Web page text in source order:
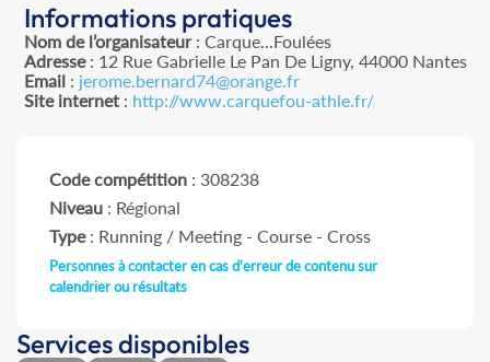
Informations pratiques
Nom de l’organisateur: Carque...Foulées
Adresse: 12 Rue Gabrielle Le Pan De Ligny, 44000 Nantes
Email: jerome.bernard74@orange.fr
Site internet: http://www.carquefou-athle.fr/
Code compétition : 308238
Niveau : Régional
Type: Running / Meeting - Course - Cross
Personnes à contacter en cas d'erreur de contenu sur
calendrier ou résultats
Services disponibles